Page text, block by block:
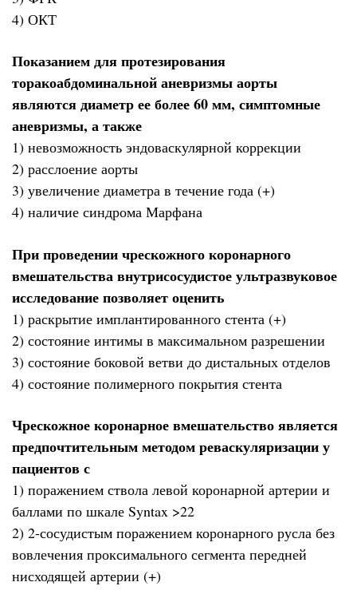
4) ОКТ
Показанием для протезирования
торакоабдоминальной аневризмы аорты
являются диаметр ее более 60 мм, симптомные
аневризмы, а также
1) невозможность эндоваскулярной коррекции
2) расслоение аорты
3) увеличение диаметра в течение года (+)
4) наличие синдрома Марфана
При проведении чрескожного коронарного
вмешательства внутрисосудистое ультразвуковое
исследование позволяет оценить
1) раскрытие имплантированного стента (+)
2) состояние интимы в максимальном разрешении
3) состояние боковой ветви до дистальных отделов
4) состояние полимерного покрытия стента
Чрескожное коронарное вмешательство является
предпочтительным методом реваскуляризации у
пациентов с
1) поражением ствола левой коронарной артерии и
баллами по шкале Syntax >22
2) 2-сосудистым поражением коронарного русла без
вовлечения проксимального сегмента передней
нисходящей артерии (+)